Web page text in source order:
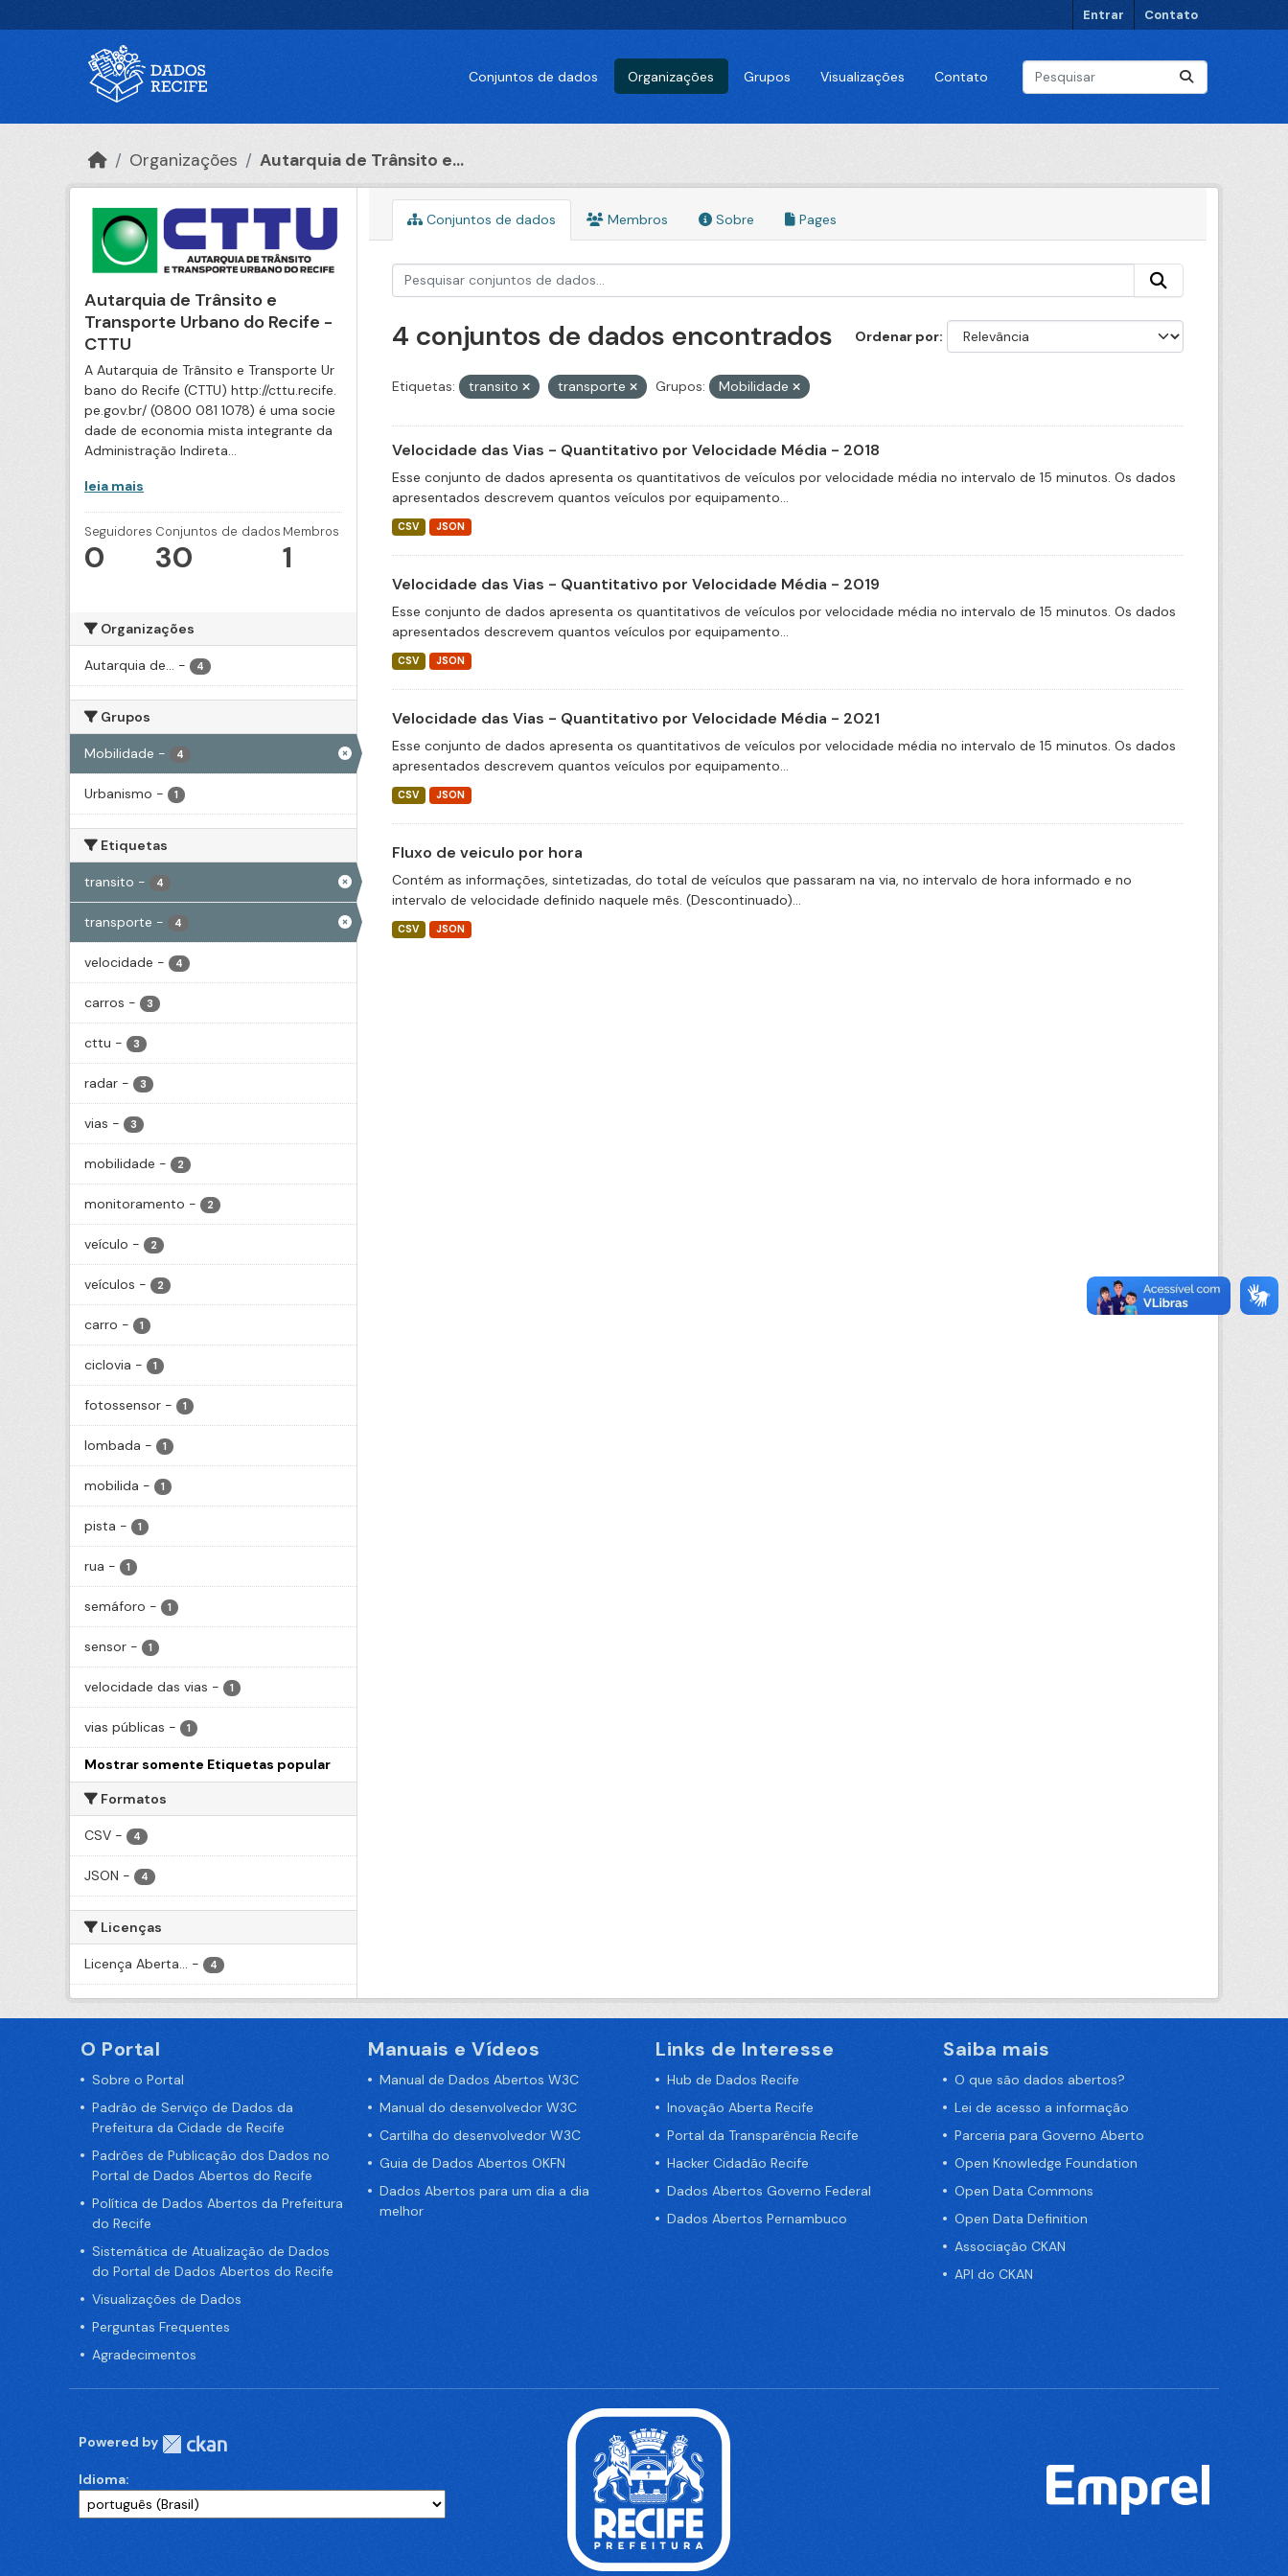
Entrar Contato
Conjuntos de dados Organizações Grupos Visualizações Contato
Organizações Autarquia de Trânsito e...
Autarquia de Trânsito e
Transporte Urbano do Recife -
CTTU
A Autarquia de Trânsito e Transporte Ur
bano do Recife (CTTU) http://cttu.recife.
pe.gov.br/ (0800 081 1078) é uma socie
dade de economia mista integrante da
Administração Indireta...
leia mais
Seguidores
0
Conjuntos de dados
30
Membros
1
Organizações
Autarquia de... - 4
Grupos
Mobilidade - 4
Urbanismo - 1
Etiquetas
transito - 4
transporte - 4
velocidade - 4
carros - 3
cttu - 3
radar - 3
vias - 3
mobilidade - 2
monitoramento - 2
veículo - 2
veículos - 2
carro - 1
ciclovia - 1
fotossensor - 1
lombada - 1
mobilida - 1
pista - 1
rua - 1
semáforo - 1
sensor - 1
velocidade das vias - 1
vias públicas - 1
Mostrar somente Etiquetas popular
Formatos
CSV - 4
JSON - 4
Licenças
Licença Aberta... - 4
Conjuntos de dados Membros Sobre Pages
Ordenar por
4 conjuntos de dados encontrados
Etiquetas: transito transporte Grupos: Mobilidade
Velocidade das Vias - Quantitativo por Velocidade Média - 2018
Esse conjunto de dados apresenta os quantitativos de veículos por velocidade média no intervalo de 15 minutos. Os dados
apresentados descrevem quantos veículos por equipamento...
CSV JSON
Velocidade das Vias - Quantitativo por Velocidade Média - 2019
Esse conjunto de dados apresenta os quantitativos de veículos por velocidade média no intervalo de 15 minutos. Os dados
apresentados descrevem quantos veículos por equipamento...
CSV JSON
Velocidade das Vias - Quantitativo por Velocidade Média - 2021
Esse conjunto de dados apresenta os quantitativos de veículos por velocidade média no intervalo de 15 minutos. Os dados
apresentados descrevem quantos veículos por equipamento...
CSV JSON
Fluxo de veiculo por hora
Contém as informações, sintetizadas, do total de veículos que passaram na via, no intervalo de hora informado e no
intervalo de velocidade definido naquele mês. (Descontinuado)...
CSV JSON
O Portal
Sobre o Portal
Padrão de Serviço de Dados da
Prefeitura da Cidade de Recife
Padrões de Publicação dos Dados no
Portal de Dados Abertos do Recife
Política de Dados Abertos da Prefeitura
do Recife
Sistemática de Atualização de Dados
do Portal de Dados Abertos do Recife
Visualizações de Dados
Perguntas Frequentes
Agradecimentos
Manuais e Vídeos
Manual de Dados Abertos W3C
Manual do desenvolvedor W3C
Cartilha do desenvolvedor W3C
Guia de Dados Abertos OKFN
Dados Abertos para um dia a dia
melhor
Links de Interesse
Hub de Dados Recife
Inovação Aberta Recife
Portal da Transparência Recife
Hacker Cidadão Recife
Dados Abertos Governo Federal
Dados Abertos Pernambuco
Saiba mais
O que são dados abertos?
Lei de acesso a informação
Parceria para Governo Aberto
Open Knowledge Foundation
Open Data Commons
Open Data Definition
Associação CKAN
API do CKAN
Powered by
Idioma